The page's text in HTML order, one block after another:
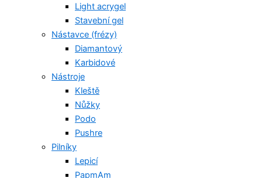
Light acrygel
Stavební gel
Nástavce (frézy)
Diamantový
Karbidové
Nástroje
Kleště
Nůžky
Podo
Pushre
Pilníky
Lepicí
PapmAm